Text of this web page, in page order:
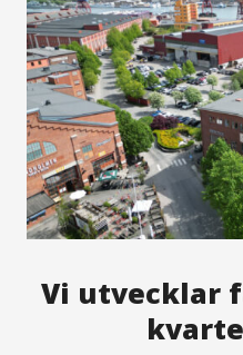
Vi utvecklar